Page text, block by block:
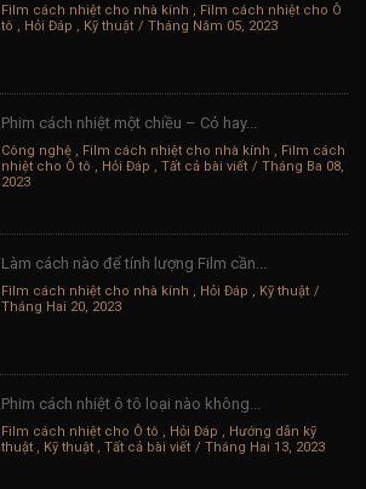
Film cách nhiệt cho nhà kính , Film cách nhiệt cho Ô
tô , Hỏi Đáp , Kỹ thuật Tháng Năm 05, 2023
Phim cách nhiệt một chiều – Có hay...
Công nghệ , Film cách nhiệt cho nhà kính , Film cách
nhiệt cho Ô tô , Hỏi Đáp , Tất cả bài viết
Tháng Ba 08,
2023
Làm cách nào để tính lượng Film cần...
Film cách nhiệt cho nhà kính , Hỏi Đáp , Kỹ thuật
Tháng Hai 20, 2023
Phim cách nhiệt ô tô loại nào không...
Film cách nhiệt cho Ô tô , Hỏi Đáp , Hướng dẫn kỹ
thuật , Kỹ thuật , Tất cả bài viết Tháng Hai 13, 2023